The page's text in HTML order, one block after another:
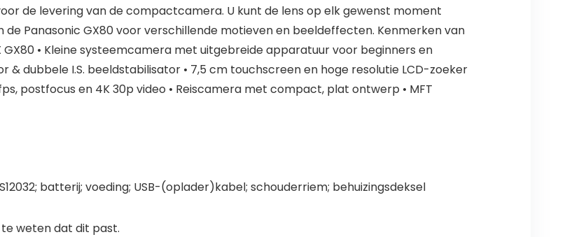
voor de levering van de compactcamera. U kunt de lens op elk gewenst moment
de Panasonic GX80 voor verschillende motieven en beeldeffecten. Kenmerken van
GX80 • Kleine systeemcamera met uitgebreide apparatuur voor beginners en
& dubbele I.S. beeldstabilisator • 7,5 cm touchscreen en hoge resolutie LCD-zoeker
postfocus en 4K 30p video • Reiscamera met compact, plat ontwerp • MFT
batterij; voeding; USB-(oplader)kabel; schouderriem; behuizingsdeksel
weten dat dit past.